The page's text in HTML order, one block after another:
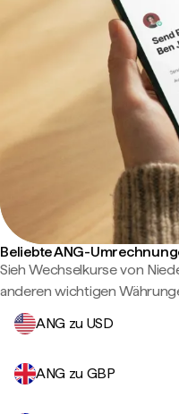
Beliebte ANG-
Sieh Wechselkurse von
anderen wichtigen
ANG zu USD
ANG zu GBP